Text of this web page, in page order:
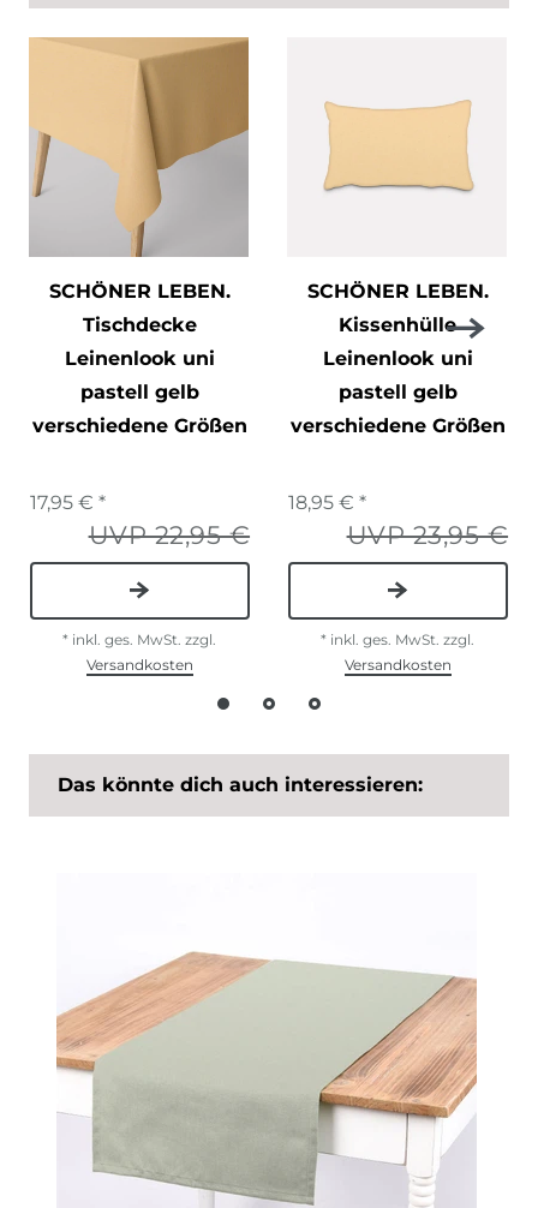
SCHÖNER LEBEN.
Tischdecke
Leinenlook uni
pastell gelb
verschiedene Größen
UVP 22,95 €
17,95 € *
* inkl. ges. MwSt. zzgl.
Versandkosten
SCHÖNER LEBEN.
Kissenhülle
Leinenlook uni
pastell gelb
verschiedene Größen
UVP 23,95 €
18,95 € *
* inkl. ges. MwSt. zzgl.
Versandkosten
Das könnte dich auch interessieren: